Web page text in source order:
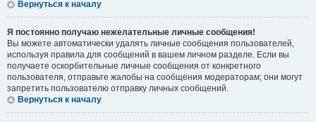
Вернуться к началу
Я постоянно получаю нежелательные личные сообщения!
Вы можете автоматически удалять личные сообщения пользователей,
используя правила для сообщений в вашем личном разделе. Если вы
получаете оскорбительные личные сообщения от конкретного
пользователя, отправьте жалобы на сообщения модераторам; они могут
запретить пользователю отправку личных сообщений.
Вернуться к началу